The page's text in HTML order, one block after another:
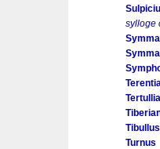
sylloge
Tibullus
Turnus